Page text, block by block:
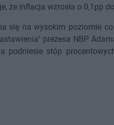
że inflacja wzrosła o 0,1pp
się na wysokim poziomie
prezesa NBP
podniesie stóp